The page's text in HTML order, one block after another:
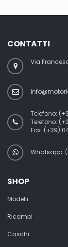
CONTATTI
Via
Telefono:
Telefono:
Fax: (+39)
Whatsapp:
SHOP
Modelli
Ricambi
Caschi